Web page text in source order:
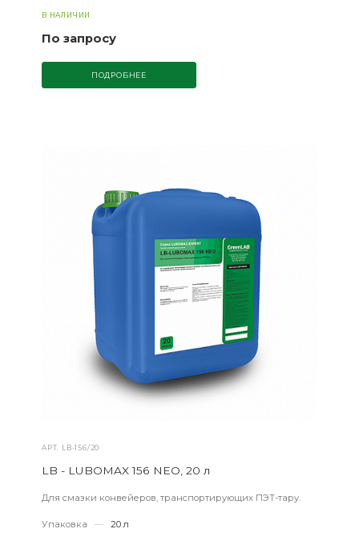
В НАЛИЧИИ
По запросу
ПОДРОБНЕЕ
АРТ. LB-156/20
LB - LUBOMAX 156 NEO, 20 л
Для смазки конвейеров, транспортирующих ПЭТ-тару.
Упаковка —
20 л